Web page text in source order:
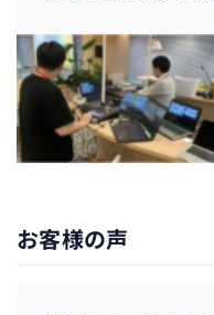
お客様の声